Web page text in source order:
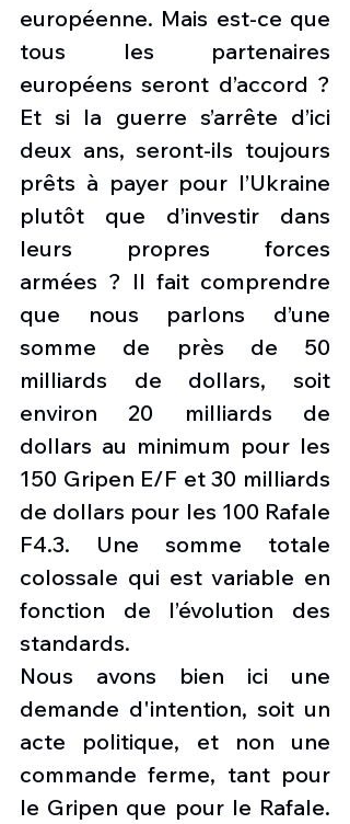
européenne. Mais est-ce que
tous les partenaires
européens seront d’accord ?
Et si la guerre s’arrête d’ici
deux ans, seront-ils toujours
prêts à payer pour l’Ukraine
plutôt que d’investir dans
leurs propres forces
armées ? Il fait comprendre
que nous parlons d’une
somme de près de 50
milliards de dollars, soit
environ 20 milliards de
dollars au minimum pour les
150 Gripen E/F et 30 milliards
de dollars pour les 100 Rafale
F4.3. Une somme totale
colossale qui est variable en
fonction de l’évolution des
standards.
Nous avons bien ici une
demande d'intention, soit un
acte politique, et non une
commande ferme, tant pour
le Gripen que pour le Rafale.